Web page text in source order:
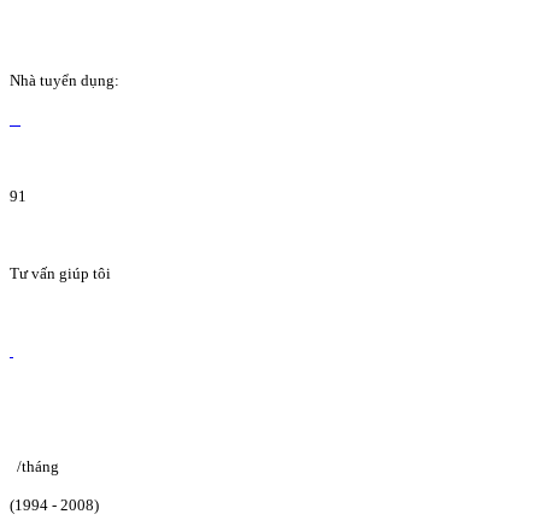
Nhà tuyển dụng:
91
Tư vấn giúp tôi
/tháng
(1994 - 2008)